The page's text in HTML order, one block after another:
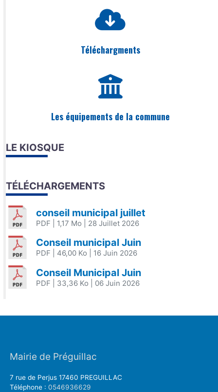
Téléchargments
Les équipements de la commune
LE KIOSQUE
TÉLÉCHARGEMENTS
conseil municipal juillet
PDF | 1,17 Mo | 28 Juillet 2026
Conseil municipal Juin
PDF | 46,00 Ko | 16 Juin 2026
Conseil Municipal Juin
PDF | 33,36 Ko | 06 Juin 2026
Mairie de Préguillac
7 rue de Perjus 17460 PREGUILLAC
Téléphone : 0546936629